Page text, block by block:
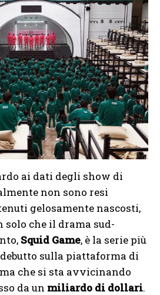
ai dati degli show di
non sono resi
gelosamente nascosti,
solo che il drama sud-
Squid Game, è la serie più
sulla piattaforma di
che si sta avvicinando
da un miliardo di dollari.